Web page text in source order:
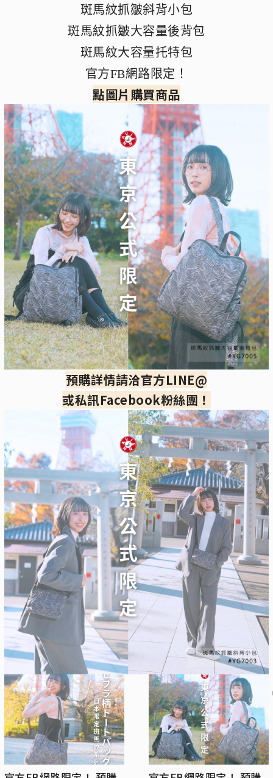
斑馬紋抓皺斜背小包
斑馬紋抓皺大容量後背包
斑馬紋大容量托特包
官方FB網路限定！
點圖片購買商品
預購詳情請洽官方LINE@
或私訊Facebook粉絲團！